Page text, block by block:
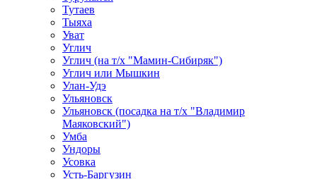
Тутаев
Тыяха
Уват
Углич
Углич (на т/х "Мамин-Сибиряк")
Углич или Мышкин
Улан-Удэ
Ульяновск
Ульяновск (посадка на т/х "Владимир
Маяковский")
Умба
Ундоры
Усовка
Усть-Баргузин